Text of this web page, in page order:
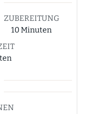
ZUBEREITUNG
10Minuten
Minuten